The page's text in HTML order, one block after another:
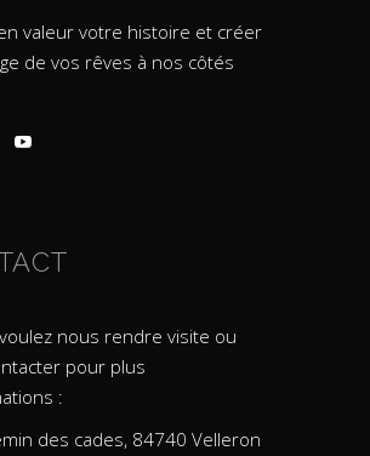
valeur votre histoire et créer
de vos rêves à nos côtés
nous rendre visite ou
pour plus
:
des cades, 84740 Velleron